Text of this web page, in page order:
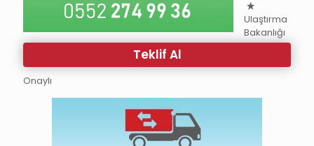
Teklif Al
Ulaştırma
Bakanlığı
Onaylı